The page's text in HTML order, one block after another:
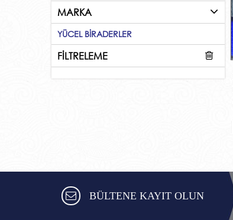
MARKA
YÜCEL BİRADERLER
FİLTRELEME
BÜLTENE KAYIT OLUN